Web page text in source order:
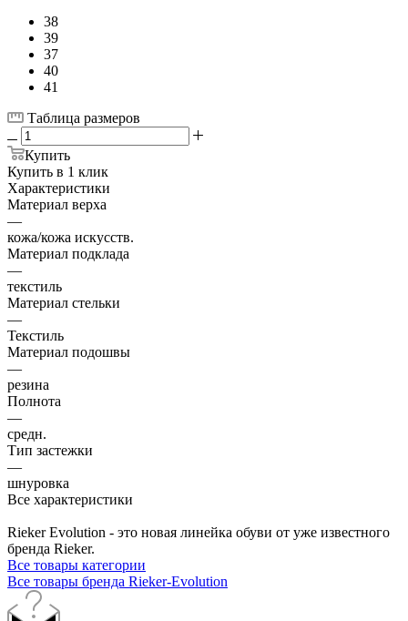
38
39
37
40
41
Таблица размеров
Купить
Купить в 1 клик
Характеристики
Материал верха
—
кожа/кожа искусств.
Материал подклада
—
текстиль
Материал стельки
—
Текстиль
Материал подошвы
—
резина
Полнота
—
средн.
Тип застежки
—
шнуровка
Все характеристики
Rieker Evolution - это новая линейка обуви от уже известного
бренда Rieker.
Все товары категории
Все товары бренда Rieker-Evolution